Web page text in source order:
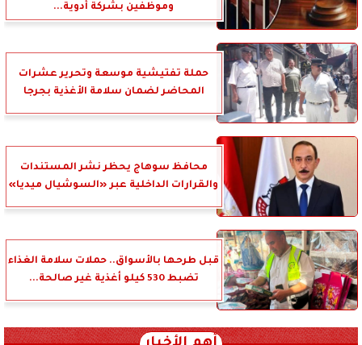
وموظفين بشركة أدوية...
حملة تفتيشية موسعة وتحرير عشرات
المحاضر لضمان سلامة الأغذية بجرجا
محافظ سوهاج يحظر نشر المستندات
والقرارات الداخلية عبر «السوشيال ميديا»
قبل طرحها بالأسواق.. حملات سلامة الغذاء
تضبط 530 كيلو أغذية غير صالحة...